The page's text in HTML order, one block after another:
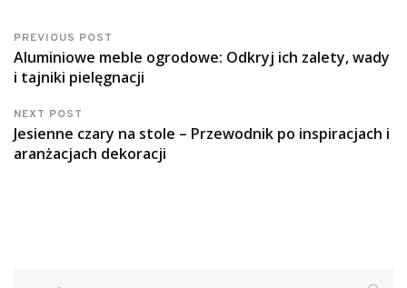
PREVIOUS POST
Aluminiowe meble ogrodowe: Odkryj ich zalety, wady
i tajniki pielęgnacji
NEXT POST
Jesienne czary na stole – Przewodnik po inspiracjach i
aranżacjach dekoracji